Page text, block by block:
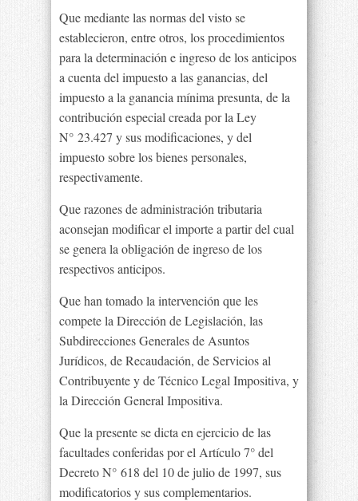
Que mediante las normas del visto se
establecieron, entre otros, los procedimientos
para la determinación e ingreso de los anticipos
a cuenta del impuesto a las ganancias, del
impuesto a la ganancia mínima presunta, de la
contribución especial creada por la Ley
N° 23.427 y sus modificaciones, y del
impuesto sobre los bienes personales,
respectivamente.
Que razones de administración tributaria
aconsejan modificar el importe a partir del cual
se genera la obligación de ingreso de los
respectivos anticipos.
Que han tomado la intervención que les
compete la Dirección de Legislación, las
Subdirecciones Generales de Asuntos
Jurídicos, de Recaudación, de Servicios al
Contribuyente y de Técnico Legal Impositiva, y
la Dirección General Impositiva.
Que la presente se dicta en ejercicio de las
facultades conferidas por el Artículo 7° del
Decreto N° 618 del 10 de julio de 1997, sus
modificatorios y sus complementarios.